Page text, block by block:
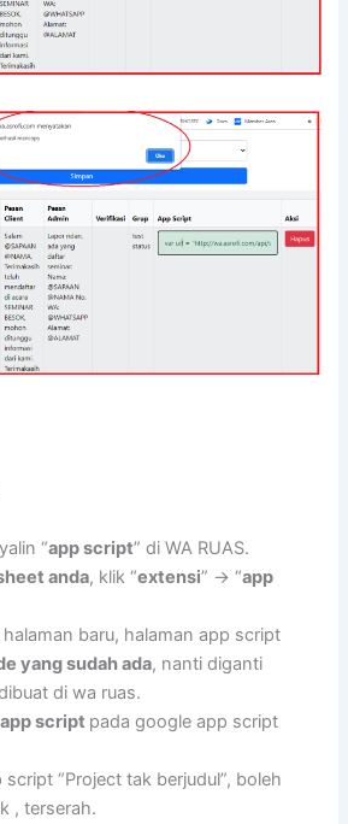
“app script” di WA RUAS.
anda, klik “extensi” -> “app
baru, halaman app script
yang sudah ada, nanti diganti
di wa ruas.
script pada google app script
“Project tak berjudul”, boleh
, terserah.